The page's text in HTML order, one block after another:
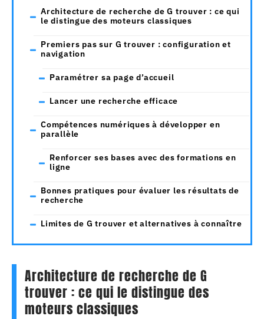
Architecture de recherche de G trouver : ce qui
le distingue des moteurs classiques
Premiers pas sur G trouver : configuration et
navigation
Paramétrer sa page d’accueil
Lancer une recherche efficace
Compétences numériques à développer en
parallèle
Renforcer ses bases avec des formations en
ligne
Bonnes pratiques pour évaluer les résultats de
recherche
Limites de G trouver et alternatives à connaître
Architecture de recherche de G
trouver : ce qui le distingue des
moteurs classiques